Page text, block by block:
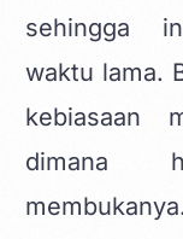
sehingga
waktu lama.
kebiasaan
dimana